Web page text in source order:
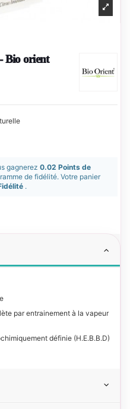
Bio orient
gagnerez 0.02 Points de
de fidélité. Votre panier
.
par entrainement à la vapeur
définie (H.E.B.B.D)